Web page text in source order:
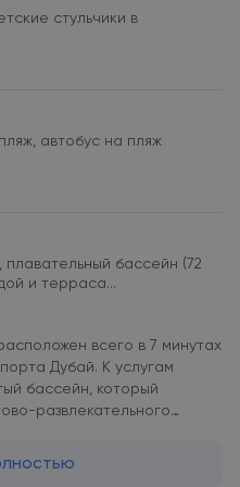
стульчики в
автобус на пляж
бассейн (72
и терраса...
всего в 7 минутах
Дубай. К услугам
бассейн, который
развлекательного
The Daily открыт на